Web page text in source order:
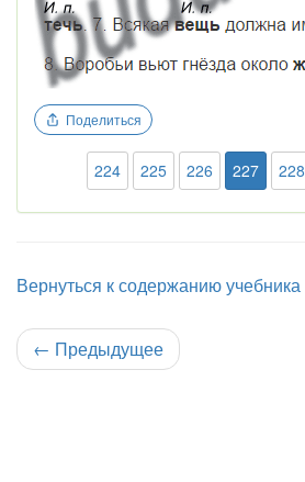
Поделиться
224 225 226 227 228
Вернуться к содержанию учебника
← Предыдущее